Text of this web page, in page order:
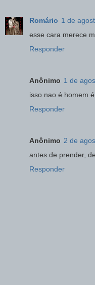
Romário 1 de
esse cara merece
Responder
Anônimo 1 de
isso nao é homem
Responder
Anônimo 2 de
antes de prender,
Responder